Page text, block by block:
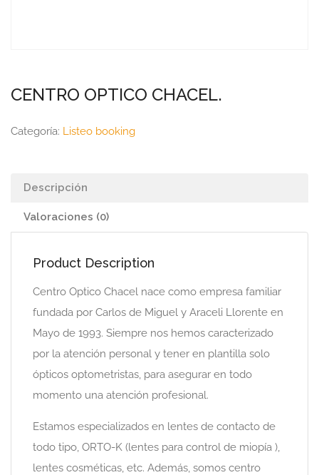
CENTRO OPTICO CHACEL.
Categoría: Listeo booking
Descripción
Valoraciones (0)
Product Description
Centro Optico Chacel nace como empresa familiar
fundada por Carlos de Miguel y Araceli Llorente en
Mayo de 1993. Siempre nos hemos caracterizado
por la atención personal y tener en plantilla solo
ópticos optometristas, para asegurar en todo
momento una atención profesional.
Estamos especializados en lentes de contacto de
todo tipo, ORTO-K (lentes para control de miopía ),
lentes cosméticas, etc. Además, somos centro